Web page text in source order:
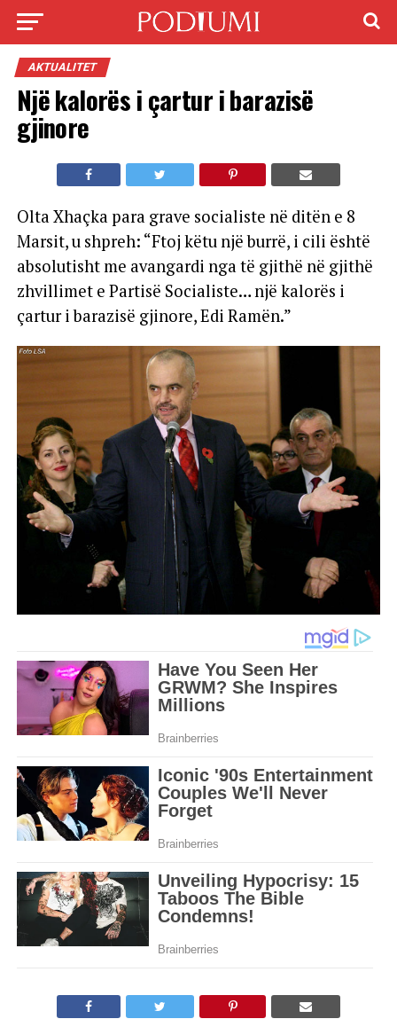
AKTUALITET
Një kalorës i çartur i barazisë
gjinore
Olta Xhaçka para grave socialiste në ditën e 8
Marsit, u shpreh: “Ftoj këtu një burrë, i cili është
absolutisht me avangardi nga të gjithë në gjithë
zhvillimet e Partisë Socialiste… një kalorës i
çartur i barazisë gjinore, Edi Ramën.”